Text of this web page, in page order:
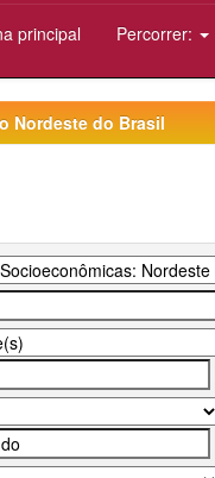
principal Percorrer:
Nordeste do Brasil